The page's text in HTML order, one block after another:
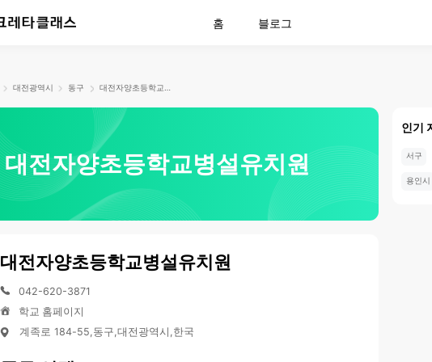
홈 블로그
대전광역시 동구
대전자양초등학교병설유치원
대전자양초등학교병설유치원
042-620-3871
학교 홈페이지
계족로 184-55,동구,대전광역시,한국
인기
서구
용인시